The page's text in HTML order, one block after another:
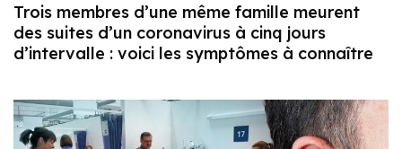
Trois membres d’une même famille meurent
des suites d’un coronavirus à cinq jours
d’intervalle : voici les symptômes à connaître